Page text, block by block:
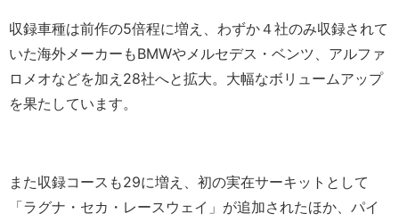
収録車種は前作の5倍程に増え、わずか４社のみ収録されて
いた海外メーカーもBMWやメルセデス・ベンツ、アルファ
ロメオなどを加え28社へと拡大。大幅なボリュームアップ
を果たしています。
また収録コースも29に増え、初の実在サーキットとして
「ラグナ・セカ・レースウェイ」が追加されたほか、パイ